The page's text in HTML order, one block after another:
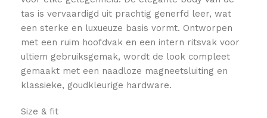
tas is vervaardigd uit prachtig generfd leer, wat
een sterke en luxueuze basis vormt. Ontworpen
met een ruim hoofdvak en een intern ritsvak voor
ultiem gebruiksgemak, wordt de look compleet
gemaakt met een naadloze magneetsluiting en
klassieke, goudkleurige hardware.
Size & fit